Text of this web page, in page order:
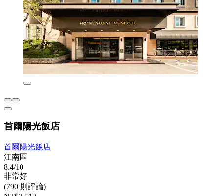
首爾陽光飯店
首爾陽光飯店
江南區
8.4/10
非常好
(790 則評論)